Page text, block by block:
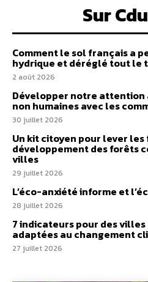
Sur
Comment le sol français a
hydrique et déréglé tout le
2 août 2026
Développer notre attention
non humaines avec les
30 juillet 2026
Un kit citoyen pour lever les
développement des forêts
villes
29 juillet 2026
L’éco-anxiété informe et
28 juillet 2026
7 indicateurs pour des
adaptées au changement
27 juillet 2026